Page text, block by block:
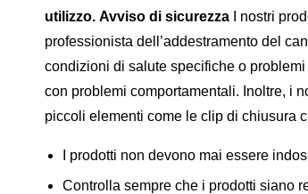
utilizzo. Avviso di sicurezza I nostri
professionista dell’addestramento del
condizioni di salute specifiche o
con problemi comportamentali. Inoltre, i
piccoli elementi come le clip di chiusura
I prodotti non devono mai essere
Controlla sempre che i prodotti siano